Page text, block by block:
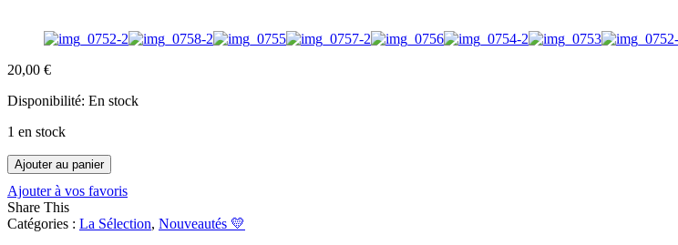
20,00 €
Disponibilité: En stock
1 en stock
quantité
de
Buste
Vénus
de
Ajouter au panier
Ajouter à vos favoris
Share This
Catégories : La Sélection, Nouveautés 💛